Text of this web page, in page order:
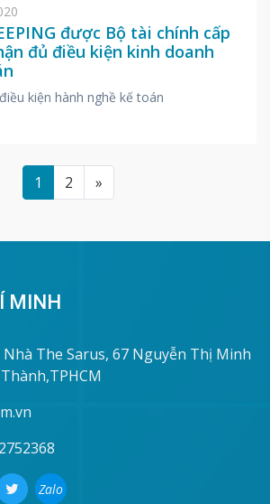
được Bộ tài chính cấp
đủ điều kiện kinh doanh
kiện hành nghề kế toán
1 2 »
MINH
The Sarus, 67 Nguyễn Thị Minh
Zalo